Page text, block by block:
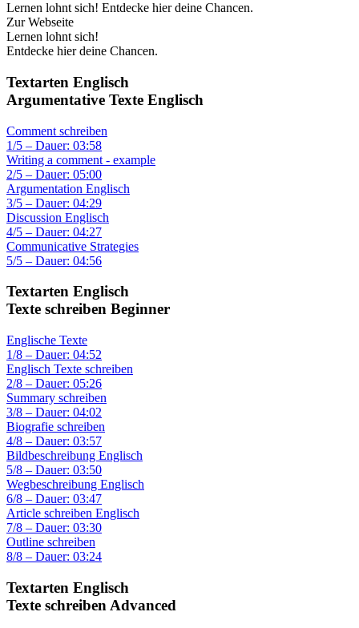
Lernen lohnt sich! Entdecke hier deine Chancen.
Zur Webseite
Lernen lohnt sich!
Entdecke hier deine Chancen.
Textarten Englisch
Argumentative Texte Englisch
Comment schreiben
1/5 – Dauer: 03:58
Writing a comment - example
2/5 – Dauer: 05:00
Argumentation Englisch
3/5 – Dauer: 04:29
Discussion Englisch
4/5 – Dauer: 04:27
Communicative Strategies
5/5 – Dauer: 04:56
Textarten Englisch
Texte schreiben Beginner
Englische Texte
1/8 – Dauer: 04:52
Englisch Texte schreiben
2/8 – Dauer: 05:26
Summary schreiben
3/8 – Dauer: 04:02
Biografie schreiben
4/8 – Dauer: 03:57
Bildbeschreibung Englisch
5/8 – Dauer: 03:50
Wegbeschreibung Englisch
6/8 – Dauer: 03:47
Article schreiben Englisch
7/8 – Dauer: 03:30
Outline schreiben
8/8 – Dauer: 03:24
Textarten Englisch
Texte schreiben Advanced